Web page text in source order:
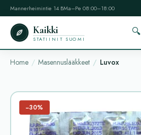
Mannerheimintie 14 BMa–Pe 08:00–18:00
Kaikki
STATIINIT SUOMI
🔍
Home Masennuslääkkeet Luvox
−30%